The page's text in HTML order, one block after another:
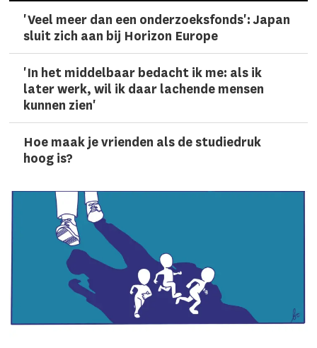
'Veel meer dan een onderzoeks­fonds': Japan
sluit zich aan bij Horizon Europe
'In het middelbaar bedacht ik me: als ik
later werk, wil ik daar lachen­de mensen
kunnen zien'
Hoe maak je vrienden als de studiedruk
hoog is?